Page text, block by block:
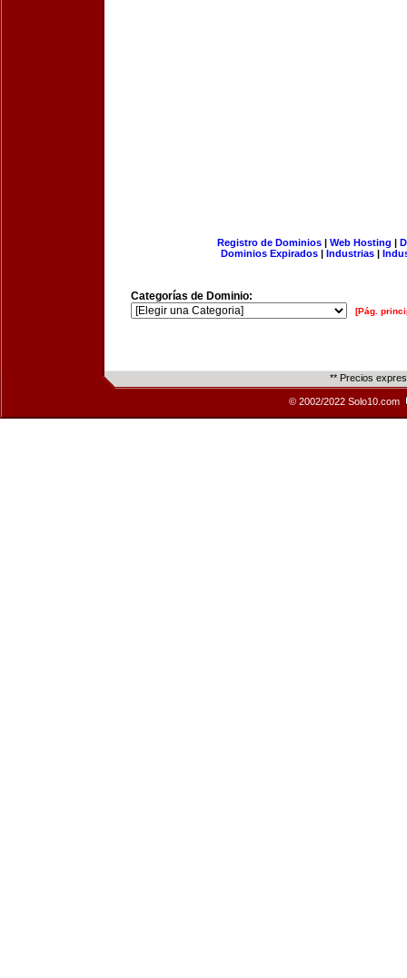
Registro de Dominios| Web Hosting |
Dominios Expirados | Industrias |
Categorías de Dominio:
[Pág.
** Precios
© 2002/2022 Solo10.com